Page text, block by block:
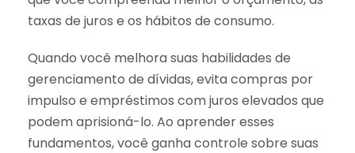
taxas de juros e os hábitos de consumo.
Quando você melhora suas habilidades de
gerenciamento de dívidas, evita compras por
impulso e empréstimos com juros elevados que
podem aprisioná-lo. Ao aprender esses
fundamentos, você ganha controle sobre suas